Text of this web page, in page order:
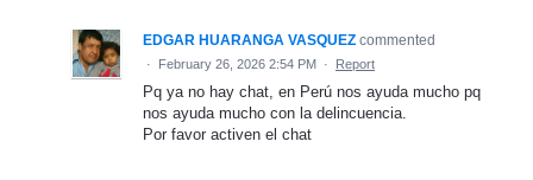
EDGAR HUARANGA VASQUEZ commented
· February 26, 2026 2:54 PM · Report
Pq ya no hay chat, en Perú nos ayuda mucho pq
nos ayuda mucho con la delincuencia.
Por favor activen el chat